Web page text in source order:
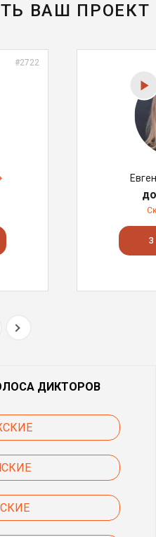
ВАШ ПРОЕКТ
#2722
ДИКТОРОВ